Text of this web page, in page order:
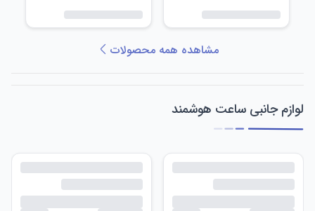
مشاهده همه محصولات
لوازم جانبی ساعت هوشمند